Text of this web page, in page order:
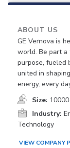
ABOUT US
GE Vernova is
world. Be part a
purpose, fueled
united in
energy, every
Size:
Industry:
Technology
VIEW COMPANY